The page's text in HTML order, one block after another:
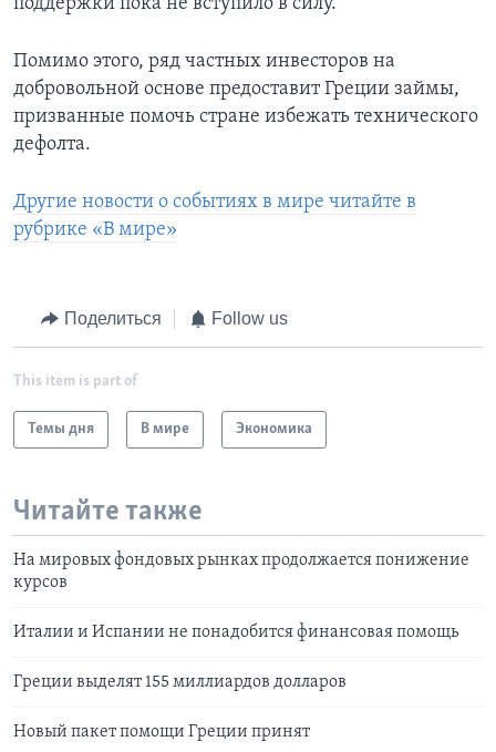
поддержки пока не вступило в силу.
Помимо этого, ряд частных инвесторов на
добровольной основе предоставит Греции займы,
призванные помочь стране избежать технического
дефолта.
Другие новости о событиях в мире читайте в
рубрике «В мире»
Поделиться Follow us
This item is part of
Темы дня В мире Экономика
Читайте также
На мировых фондовых рынках продолжается понижение
курсов
Италии и Испании не понадобится финансовая помощь
Греции выделят 155 миллиардов долларов
Новый пакет помощи Греции принят